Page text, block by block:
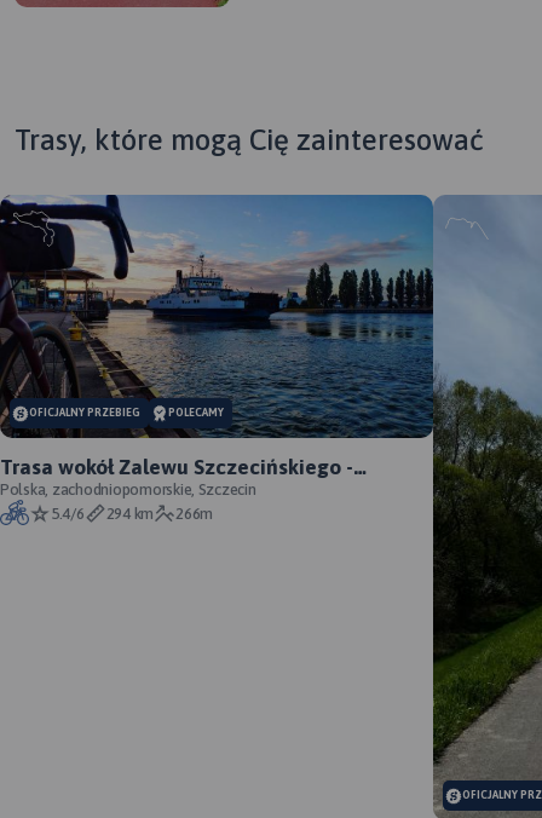
Trasy, które mogą Cię zainteresować
OFICJALNY PRZEBIEG POLECAMY
Trasa wokół Zalewu Szczecińskiego -
oficjalny przebieg szlaku
Polska, zachodniopomorskie, Szczecin
5.4/6
294 km 266m
OFICJALNY